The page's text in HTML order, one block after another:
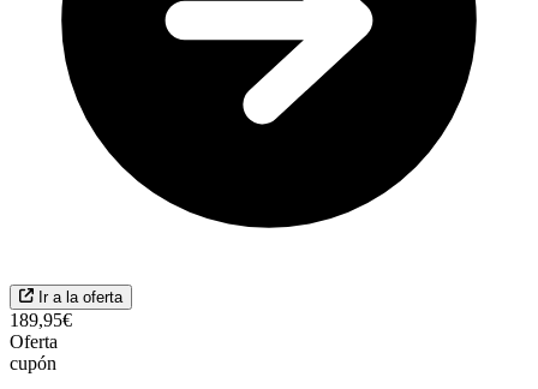
Ir a la oferta
189,95€
Oferta
cupón